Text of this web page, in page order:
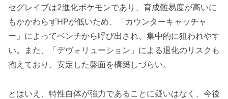
セグレイブは2進化ポケモンであり、育成難易度が高いに
もかかわらずHPが低いため、「カウンターキャッチャ
ー」によってベンチから呼び出され、集中的に狙われやす
い。また、「デヴォリューション」による退化のリスクも
抱えており、安定した盤面を構築しづらい。
とはいえ、特性自体が強力であることに疑いはなく、今後